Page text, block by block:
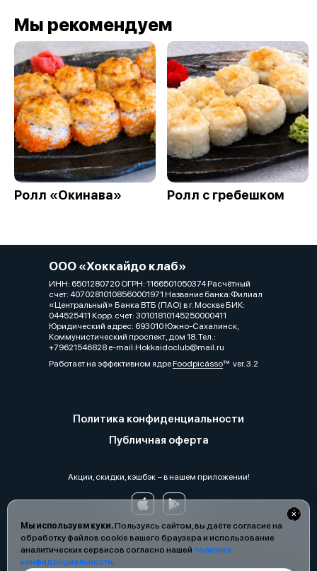
Мы используем куки.Пользуясь сайтом, вы даёте согласие на
обработку файлов cookie вашего браузера и использование
аналитических сервисов согласно нашей политике
конфиденциальности.
Мы рекомендуем
Ролл «Окинава» Ролл с гребешком
ООО «Хоккайдо клаб»
ИНН: 6501280720 ОГРН: 1166501050374 Расчётный
счет: 40702810108560001971 Название банка:Филиал
«Центральный» Банка ВТБ (ПАО) в г. Москве БИК:
044525411 Корр. счет: 30101810145250000411
Юридический адрес: 693010 Южно-Сахалинск,
Коммунистический проспект, дом 18. Тел.:
+79621546828 e-mail:Hokkaidoclub@mail.ru
Работает на эффективном ядреFoodpicássover. 3.2
Политика конфиденциальности
Публичная оферта
Акции, скидки, кэшбэк − в нашем приложении!